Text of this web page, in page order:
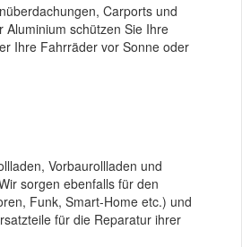
Carports und
Aluminium schützen Sie Ihre
Ihre Fahrräder vor Sonne oder
Vorbaurollladen und
sorgen ebenfalls für den
Funk, Smart-Home etc.) und
für die Reparatur ihrer